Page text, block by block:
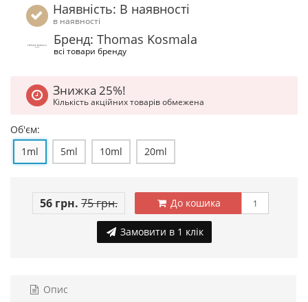
Наявність: В наявності
в наявності
Бренд: Thomas Kosmala
всі товари бренду
Знижка 25%!
Кількість акційних товарів обмежена
Об'єм:
1ml
5ml 10ml 20ml
56 грн. 75 грн. До кошика
Замовити в 1 клік
Опис